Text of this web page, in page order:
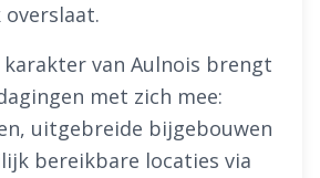
overslaat.
van Aulnois brengt
met zich mee:
uitgebreide bijgebouwen
bereikbare locaties via